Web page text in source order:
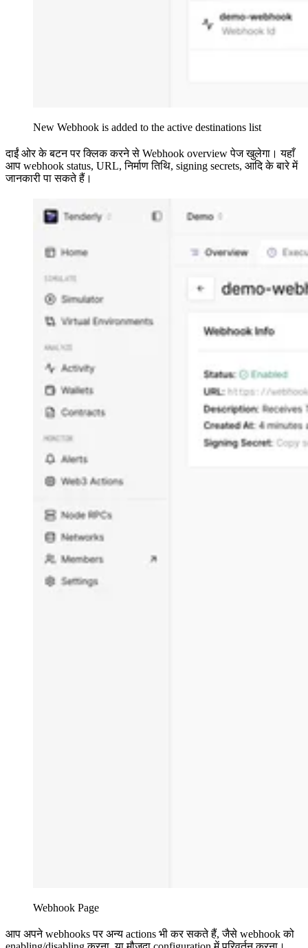
New Webhook is added to the active destinations list
दाईं ओर के बटन पर क्लिक करने से Webhook overview पेज खुलेगा। यहाँ
आप webhook status, URL, निर्माण तिथि, signing secrets, आदि के बारे में
जानकारी पा सकते हैं।
Webhook Page
आप अपने webhooks पर अन्य actions भी कर सकते हैं, जैसे webhook को